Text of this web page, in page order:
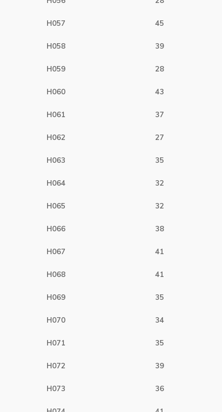
H057 45
H058 39
H059 28
H060 43
H061 37
H062 27
H063 35
H064 32
H065 32
H066 38
H067 41
H068 41
H069 35
H070 34
H071 35
H072 39
H073 36